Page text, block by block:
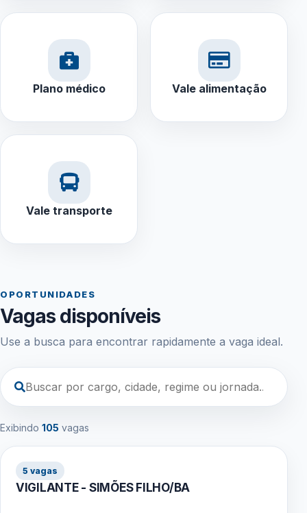
Plano médico Vale alimentação
Vale transporte
OPORTUNIDADES
Vagas disponíveis
Use a busca para encontrar rapidamente a vaga ideal.
Exibindo 105 vagas
5 vagas
VIGILANTE - SIMÕES FILHO/BA